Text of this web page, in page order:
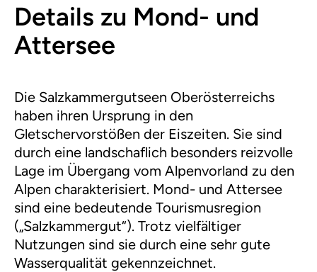
Details zu Mond- und
Attersee
Die Salzkammergutseen Oberösterreichs
haben ihren Ursprung in den
Gletschervorstößen der Eiszeiten. Sie sind
durch eine landschaflich besonders reizvolle
Lage im Übergang vom Alpenvorland zu den
Alpen charakterisiert. Mond- und Attersee
sind eine bedeutende Tourismusregion
(„Salzkammergut“). Trotz vielfältiger
Nutzungen sind sie durch eine sehr gute
Wasserqualität gekennzeichnet.